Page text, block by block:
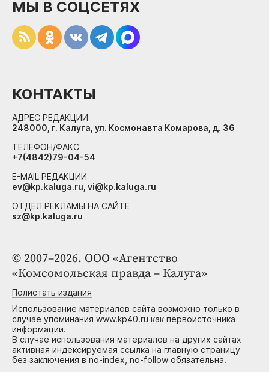
© 2007–2026. ООО «Агентство
«Комсомольская правда – Калуга»
Полистать издания
Использование материалов сайта возможно только в
случае упоминания www.kp40.ru как первоисточника
информации.
В случае использования материалов на других сайтах
активная индексируемая ссылка на главную страницу
без заключения в no-index, no-follow обязательна.
МЫ В СОЦСЕТЯХ
КОНТАКТЫ
АДРЕС РЕДАКЦИИ
248000, г. Калуга, ул. Космонавта Комарова, д. 36
ТЕЛЕФОН/ФАКС
+7(4842)79-04-54
E-MAIL РЕДАКЦИИ
ev@kp.kaluga.ru, vi@kp.kaluga.ru
ОТДЕЛ РЕКЛАМЫ НА САЙТЕ
sz@kp.kaluga.ru